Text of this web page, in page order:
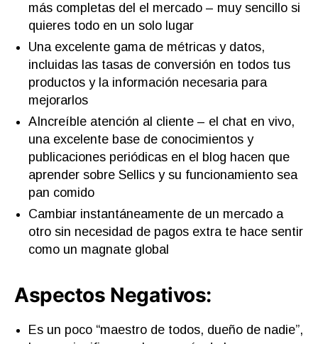
más completas del el mercado – muy sencillo si
quieres todo en un solo lugar
Una excelente gama de métricas y datos,
incluidas las tasas de conversión en todos tus
productos y la información necesaria para
mejorarlos
AIncreíble atención al cliente – el chat en vivo,
una excelente base de conocimientos y
publicaciones periódicas en el blog hacen que
aprender sobre Sellics y su funcionamiento sea
pan comido
Cambiar instantáneamente de un mercado a
otro sin necesidad de pagos extra te hace sentir
como un magnate global
Aspectos Negativos:
Es un poco “maestro de todos, dueño de nadie”,